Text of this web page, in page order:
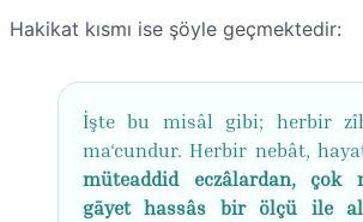
Hakikat kısmı ise şöyle geçmektedir:
İşte bu misâl gibi; herbir
ma‘cundur. Herbir nebât,
müteaddid eczâlardan, çok
gāyet hassâs bir ölçü ile